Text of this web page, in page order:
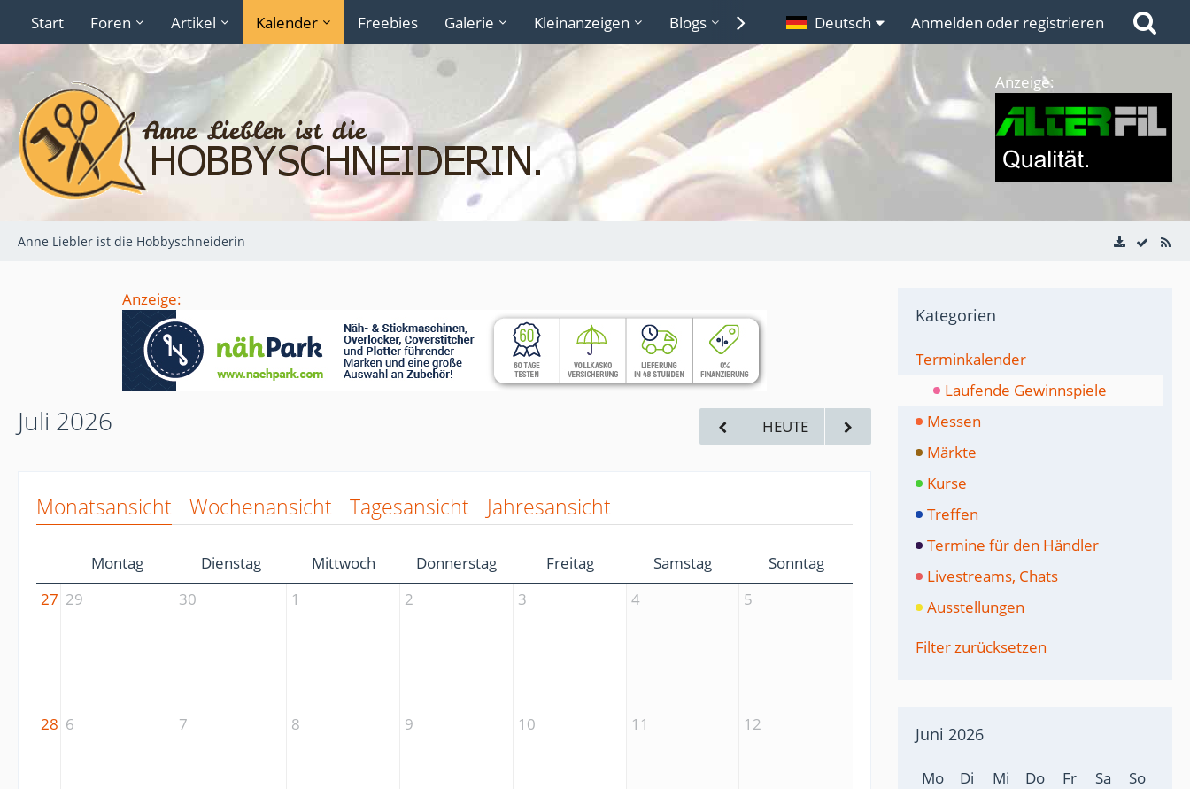
Start Foren Artikel Kalender Freebies Galerie Kleinanzeigen Blogs Lexikon Links
Deutsch Anmelden oder registrieren
Anzeige:
Anne Liebler ist die Hobbyschneiderin
Anzeige:
Juli 2026 HEUTE
Monatsansicht Wochenansicht Tagesansicht Jahresansicht
Montag Dienstag Mittwoch Donnerstag Freitag Samstag
Sonntag
27 29 30 1 2 3 4 5
28 6 7 8 9 10 11 12
Kategorien
Terminkalender
Laufende Gewinnspiele
Messen
Märkte
Kurse
Treffen
Termine für den Händler
Livestreams, Chats
Ausstellungen
Filter zurücksetzen
Juni 2026
Mo Di Mi Do Fr Sa
So